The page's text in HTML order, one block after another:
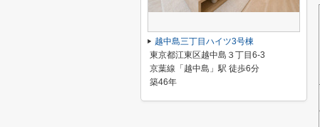
越中島三丁目ハイツ3号棟
東京都江東区越中島３丁目6-3
京葉線「越中島」駅 徒歩6分
築46年